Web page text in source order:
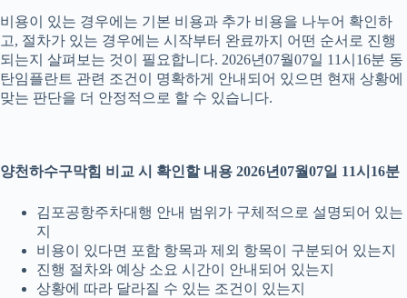
비용이 있는 경우에는 기본 비용과 추가 비용을 나누어 확인하
고, 절차가 있는 경우에는 시작부터 완료까지 어떤 순서로 진행
되는지 살펴보는 것이 필요합니다. 2026년07월07일 11시16분 동
탄임플란트 관련 조건이 명확하게 안내되어 있으면 현재 상황에
맞는 판단을 더 안정적으로 할 수 있습니다.
양천하수구막힘 비교 시 확인할 내용 2026년07월07일 11시16분
김포공항주차대행 안내 범위가 구체적으로 설명되어 있는
지
비용이 있다면 포함 항목과 제외 항목이 구분되어 있는지
진행 절차와 예상 소요 시간이 안내되어 있는지
상황에 따라 달라질 수 있는 조건이 있는지